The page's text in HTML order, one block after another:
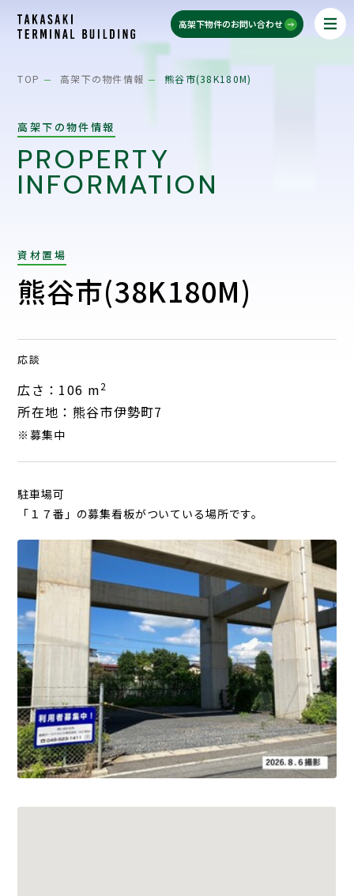
高架下物件のお問い合わせ
TOP 高架下の物件情報 熊谷市(38K180M)
高架下の物件情報
PROPERTY
INFORMATION
資材置場
熊谷市(38K180M)
応談
広さ：106 m2
所在地：熊谷市伊勢町7
※募集中
駐車場可
「１７番」の募集看板がついている場所です。